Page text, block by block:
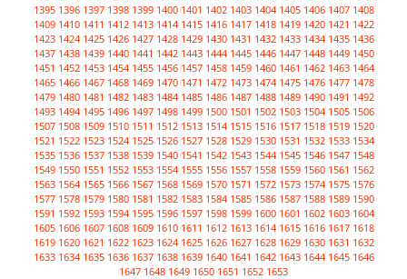
1395 1396 1397 1398 1399 1400 1401 1402 1403 1404 1405 1406 1407 1408
1409 1410 1411 1412 1413 1414 1415 1416 1417 1418 1419 1420 1421 1422
1423 1424 1425 1426 1427 1428 1429 1430 1431 1432 1433 1434 1435 1436
1437 1438 1439 1440 1441 1442 1443 1444 1445 1446 1447 1448 1449 1450
1451 1452 1453 1454 1455 1456 1457 1458 1459 1460 1461 1462 1463 1464
1465 1466 1467 1468 1469 1470 1471 1472 1473 1474 1475 1476 1477 1478
1479 1480 1481 1482 1483 1484 1485 1486 1487 1488 1489 1490 1491 1492
1493 1494 1495 1496 1497 1498 1499 1500 1501 1502 1503 1504 1505 1506
1507 1508 1509 1510 1511 1512 1513 1514 1515 1516 1517 1518 1519 1520
1521 1522 1523 1524 1525 1526 1527 1528 1529 1530 1531 1532 1533 1534
1535 1536 1537 1538 1539 1540 1541 1542 1543 1544 1545 1546 1547 1548
1549 1550 1551 1552 1553 1554 1555 1556 1557 1558 1559 1560 1561 1562
1563 1564 1565 1566 1567 1568 1569 1570 1571 1572 1573 1574 1575 1576
1577 1578 1579 1580 1581 1582 1583 1584 1585 1586 1587 1588 1589 1590
1591 1592 1593 1594 1595 1596 1597 1598 1599 1600 1601 1602 1603 1604
1605 1606 1607 1608 1609 1610 1611 1612 1613 1614 1615 1616 1617 1618
1619 1620 1621 1622 1623 1624 1625 1626 1627 1628 1629 1630 1631 1632
1633 1634 1635 1636 1637 1638 1639 1640 1641 1642 1643 1644 1645 1646
1647 1648 1649 1650 1651 1652 1653